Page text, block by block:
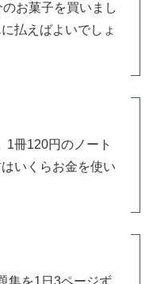
お菓子を買いまし
払えばよいでしょ
1冊120円のノート
いくらお金を使い
集を1日3ページず